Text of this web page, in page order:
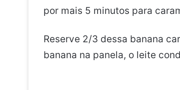
por mais 5 minutos para
Reserve 2/3 dessa banana
banana na panela, o leite